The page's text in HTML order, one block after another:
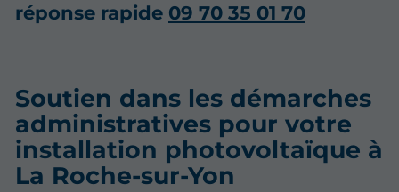
réponse rapide 09 70 35 01 70
Soutien dans les démarches
administratives pour votre
installation photovoltaïque à
La Roche-sur-Yon